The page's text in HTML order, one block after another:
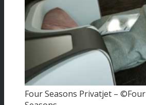
Four Seasons Privatjet – ©Four